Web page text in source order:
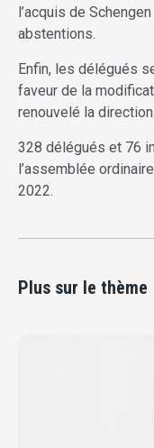
l’acquis de
abstentions.
Enfin, les délégués
faveur de la
renouvelé la direction.
328 délégués et 76
l’assemblée
2022.
Plus sur le thème